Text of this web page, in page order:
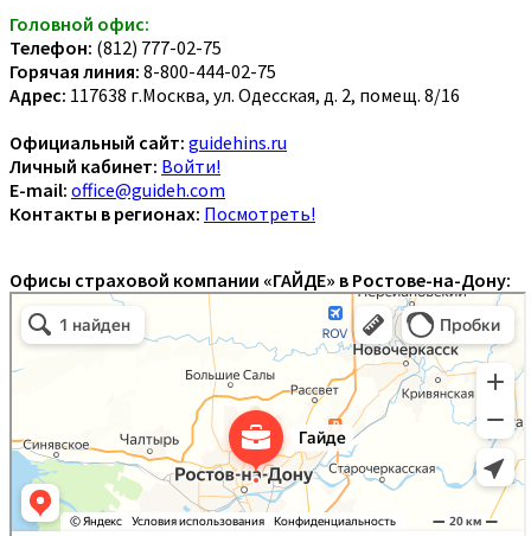
Головной офис:
Телефон: (812) 777-02-75
Горячая линия: 8-800-444-02-75
Адрес: 117638 г.Москва, ул. Одесская, д. 2, помещ. 8/16
Официальный сайт: guidehins.ru
Личный кабинет: Войти!
E-mail: office@guideh.com
Контакты в регионах: Посмотреть!
Офисы страховой компании «ГАЙДЕ» в Ростове-на-Дону: